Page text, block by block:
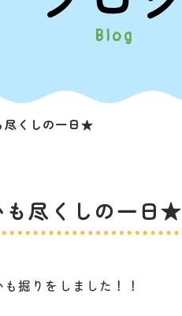
Blog
尽くしの一日★
尽くしの一日★
掘りをしました！！